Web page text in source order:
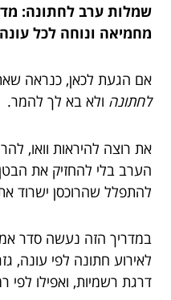
שמלות ערב לחתונה:
מחמיאה ונוחה לכל עונה
אם הגעת לכאן, כנראה
לחתונה ולא בא לך להמר.
את רוצה להיראות וואו,
הערב בלי להחזיק את
להתפלל שהרוכסן ישרוד
במדריך הזה נעשה סדר
לאירוע חתונה לפי עונה,
דרגת רשמיות, ואפילו לפי